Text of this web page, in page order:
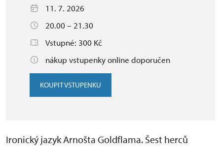
11. 7. 2026
20.00 – 21.30
Vstupné: 300 Kč
nákup vstupenky online doporučen
KOUPIT VSTUPENKU
Ironický jazyk Arnošta Goldflama. Šest herců